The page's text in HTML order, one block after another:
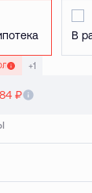
оплате до 20 %
+1
₽